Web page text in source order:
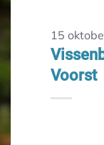
15
Voorst